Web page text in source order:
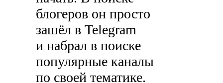
блогеров он просто
зашёл в Telegram
и набрал в поиске
популярные каналы
по своей тематике.